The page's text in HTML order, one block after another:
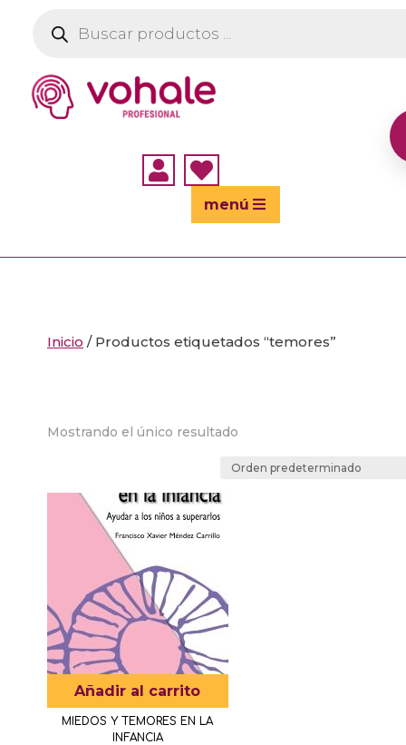
productos
 
menú
Inicio / Productos etiquetados “temores”
Mostrando el único resultado
Añadir al carrito
MIEDOS Y TEMORES EN LA
INFANCIA